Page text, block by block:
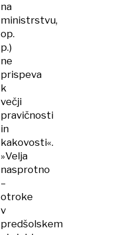
na
ministrstvu,
op.
p.)
ne
prispeva
k
večji
pravičnosti
in
kakovosti«.
»Velja
nasprotno
–
otroke
v
predšolskem